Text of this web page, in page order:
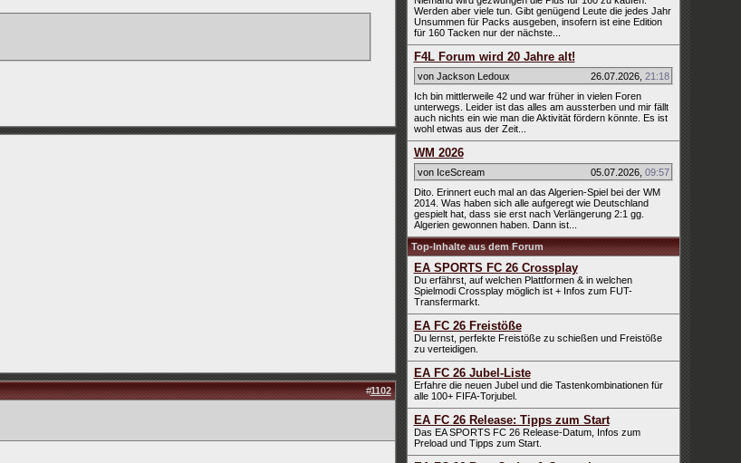
#1102
Werden aber viele tun. Gibt genügend Leute die jedes Jahr
Unsummen für Packs ausgeben, insofern ist eine Edition
für 160 Tacken nur der nächste...
F4L Forum wird 20 Jahre alt!
von Jackson Ledoux 26.07.2026, 21:18
Ich bin mittlerweile 42 und war früher in vielen Foren
unterwegs. Leider ist das alles am aussterben und mir fällt
auch nichts ein wie man die Aktivität fördern könnte. Es ist
wohl etwas aus der Zeit...
WM 2026
von IceScream 05.07.2026, 09:57
Dito. Erinnert euch mal an das Algerien-Spiel bei der WM
2014. Was haben sich alle aufgeregt wie Deutschland
gespielt hat, dass sie erst nach Verlängerung 2:1 gg.
Algerien gewonnen haben. Dann ist...
Top-Inhalte aus dem Forum
EA SPORTS FC 26 Crossplay
Du erfährst, auf welchen Plattformen & in welchen
Spielmodi Crossplay möglich ist + Infos zum FUT-
Transfermarkt.
EA FC 26 Freistöße
Du lernst, perfekte Freistöße zu schießen und Freistöße
zu verteidigen.
EA FC 26 Jubel-Liste
Erfahre die neuen Jubel und die Tastenkombinationen für
alle 100+ FIFA-Torjubel.
EA FC 26 Release: Tipps zum Start
Das EA SPORTS FC 26 Release-Datum, Infos zum
Preload und Tipps zum Start.